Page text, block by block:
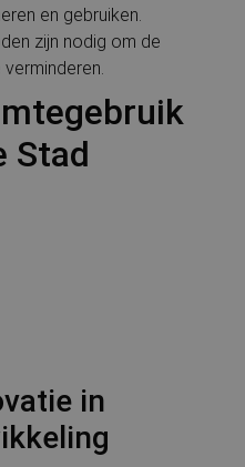
en gebruiken.
zijn nodig om de
Stad
in